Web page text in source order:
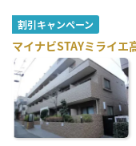
割引キャンペーン
マイナビSTAYミライ